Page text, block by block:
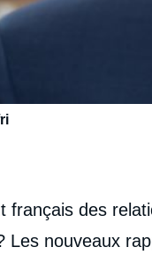
français des
Les nouveaux